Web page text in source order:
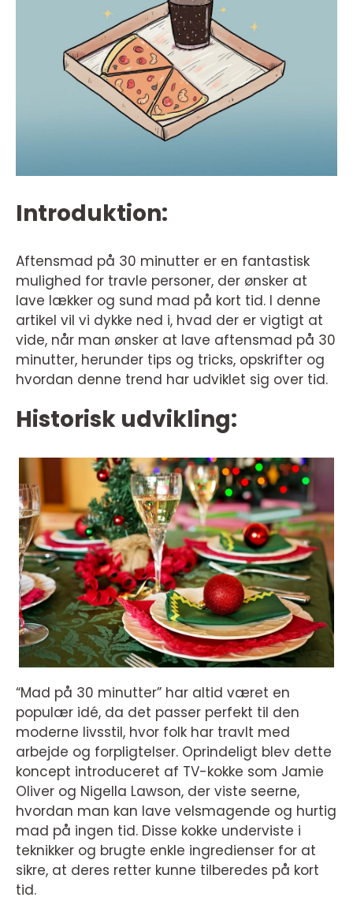
Introduktion:
Aftensmad på 30 minutter er en fantastisk
mulighed for travle personer, der ønsker at
lave lækker og sund mad på kort tid. I denne
artikel vil vi dykke ned i, hvad der er vigtigt at
vide, når man ønsker at lave aftensmad på 30
minutter, herunder tips og tricks, opskrifter og
hvordan denne trend har udviklet sig over tid.
Historisk udvikling:
“Mad på 30 minutter” har altid været en
populær idé, da det passer perfekt til den
moderne livsstil, hvor folk har travlt med
arbejde og forpligtelser. Oprindeligt blev dette
koncept introduceret af TV-kokke som Jamie
Oliver og Nigella Lawson, der viste seerne,
hvordan man kan lave velsmagende og hurtig
mad på ingen tid. Disse kokke underviste i
teknikker og brugte enkle ingredienser for at
sikre, at deres retter kunne tilberedes på kort
tid.